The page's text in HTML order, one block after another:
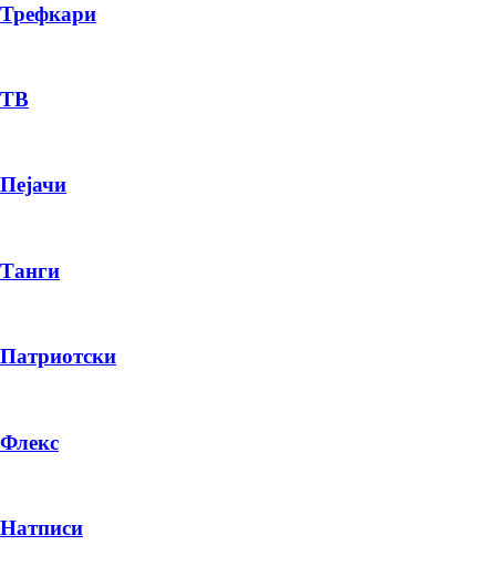
Трефкари
ТВ
Пејачи
Танги
Патриотски
Флекс
Натписи